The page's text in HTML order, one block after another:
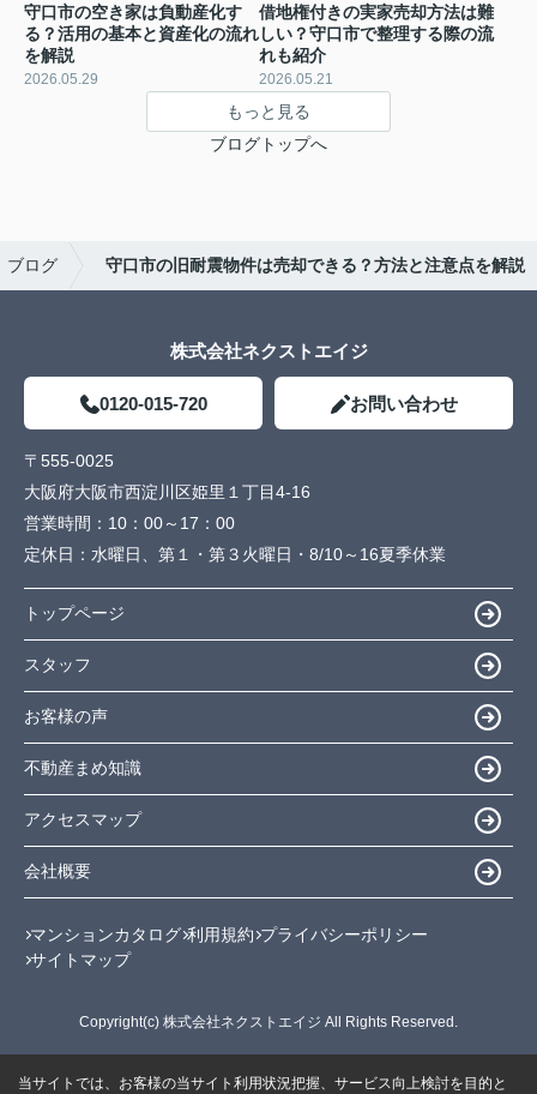
守口市の空き家は負動産化す
る？活用の基本と資産化の流れ
を解説
2026.05.29
借地権付きの実家売却方法は難
しい？守口市で整理する際の流
れも紹介
2026.05.21
もっと見る
ブログトップへ
ブログ 守口市の旧耐震物件は売却できる？方法と注意点を解説
株式会社ネクストエイジ
0120-015-720 お問い合わせ
〒555-0025
大阪府大阪市西淀川区姫里１丁目4-16
営業時間： 10：00～17：00
定休日： 水曜日、第１・第３火曜日・8/10～16夏季休業
トップページ
スタッフ
お客様の声
不動産まめ知識
アクセスマップ
会社概要
マンションカタログ 利用規約 プライバシーポリシー
サイトマップ
Copyright(c) 株式会社ネクストエイジ All Rights Reserved.
当サイトでは、お客様の当サイト利用状況把握、サービス向上検討を目的と